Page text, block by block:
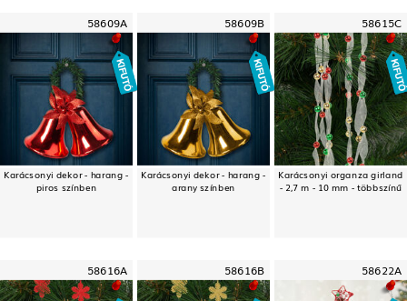
58609A
Karácsonyi dekor - harang -
piros színben
58609B
Karácsonyi dekor - harang -
arany színben
58615C
Karácsonyi organza girland
- 2,7 m - 10 mm - többszínű
58616A 58616B 58622A